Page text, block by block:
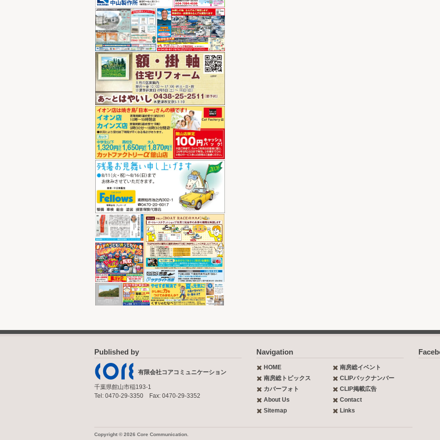
Published by
有限会社コアコミュニケーション
千葉県館山市稲193-1
Tel: 0470-29-3350 Fax: 0470-29-3352
Navigation
HOME
南房総イベント
南房総トピックス
CLIPバックナンバー
カバーフォト
CLIP掲載広告
About Us
Contact
Sitemap
Links
Copyright © 2026 Core Communication.